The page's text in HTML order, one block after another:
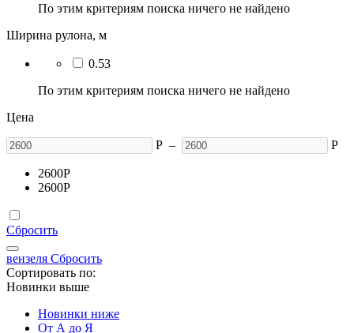
По этим критериям поиска ничего не найдено
Ширина рулона, м
0.53
По этим критериям поиска ничего не найдено
Цена
Р – Р
2600Р
2600Р
Сбросить
вензеля Сбросить
Сортировать по:
Новинки выше
Новинки ниже
От А до Я